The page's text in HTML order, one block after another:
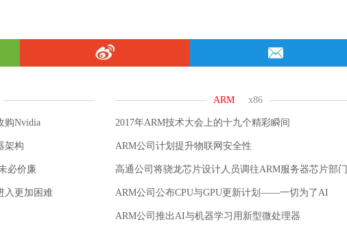
购Nvidia
架构
必价廉
入更加困难
2017年ARM技术大会上的十九个精彩瞬间
ARM公司计划提升物联网安全性
高通公司将骁龙芯片设计人员调往ARM服务器芯片部门
ARM公司公布CPU与GPU更新计划——一切为了AI
ARM公司推出AI与机器学习用新型微处理器